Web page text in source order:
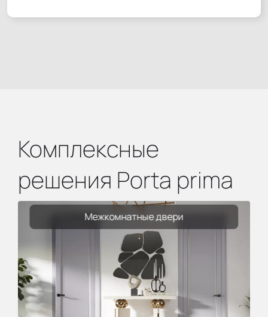
Комплексные
решения Porta prima
Межкомнатные двери